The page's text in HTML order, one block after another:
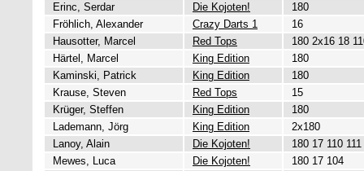
Erinc, Serdar
Die Kojoten!
180
Fröhlich, Alexander
Crazy Darts 1
16
Hausotter, Marcel
Red Tops
180 2x16 18
Härtel, Marcel
King Edition
180
Kaminski, Patrick
King Edition
180
Krause, Steven
Red Tops
15
Krüger, Steffen
King Edition
180
Lademann, Jörg
King Edition
2x180
Lanoy, Alain
Die Kojoten!
180 17 110 111
Mewes, Luca
Die Kojoten!
180 17 104